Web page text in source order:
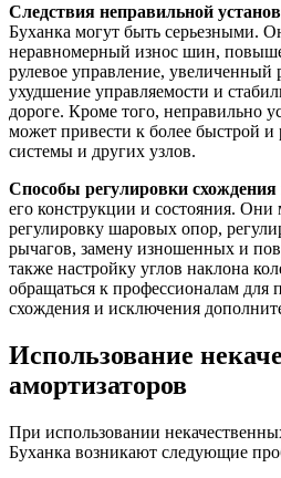
Следствия неправильной
Буханка могут быть серьезными.
неравномерный износ шин,
рулевое управление, увеличенный
ухудшение управляемости и
дороге. Кроме того, неправильно
может привести к более быстрой и
системы и других узлов.
Способы регулировки схождения
его конструкции и состояния. Они
регулировку шаровых опор,
рычагов, замену изношенных и
также настройку углов наклона
обращаться к профессионалам для
схождения и исключения
Использование
амортизаторов
При использовании
Буханка возникают следующие